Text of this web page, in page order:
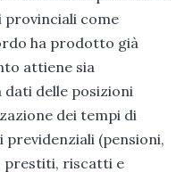
provinciali come
ha prodotto già
attiene sia
dati delle posizioni
dei tempi di
(pensioni,
prestiti, riscatti e